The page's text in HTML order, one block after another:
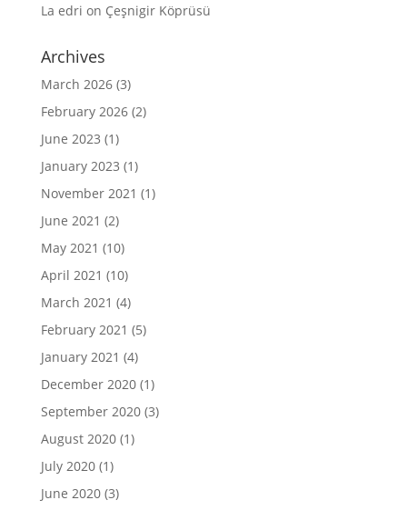
La edri on Çeşnigir Köprüsü
Archives
March 2026(3)
February 2026(2)
June 2023 (1)
January 2023 (1)
November 2021 (1)
June 2021 (2)
May 2021 (10)
April 2021 (10)
March 2021 (4)
February 2021 (5)
January 2021 (4)
December 2020(1)
September 2020(3)
August 2020(1)
July 2020(1)
June 2020(3)